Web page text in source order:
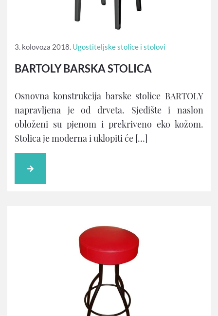
3. kolovoza 2018. Ugostiteljske stolice i stolovi
BARTOLY BARSKA STOLICA
Osnovna konstrukcija barske stolice BARTOLY
napravljena je od drveta. Sjedište i naslon
obloženi su pjenom i prekriveno eko kožom.
Stolica je moderna i uklopiti će […]